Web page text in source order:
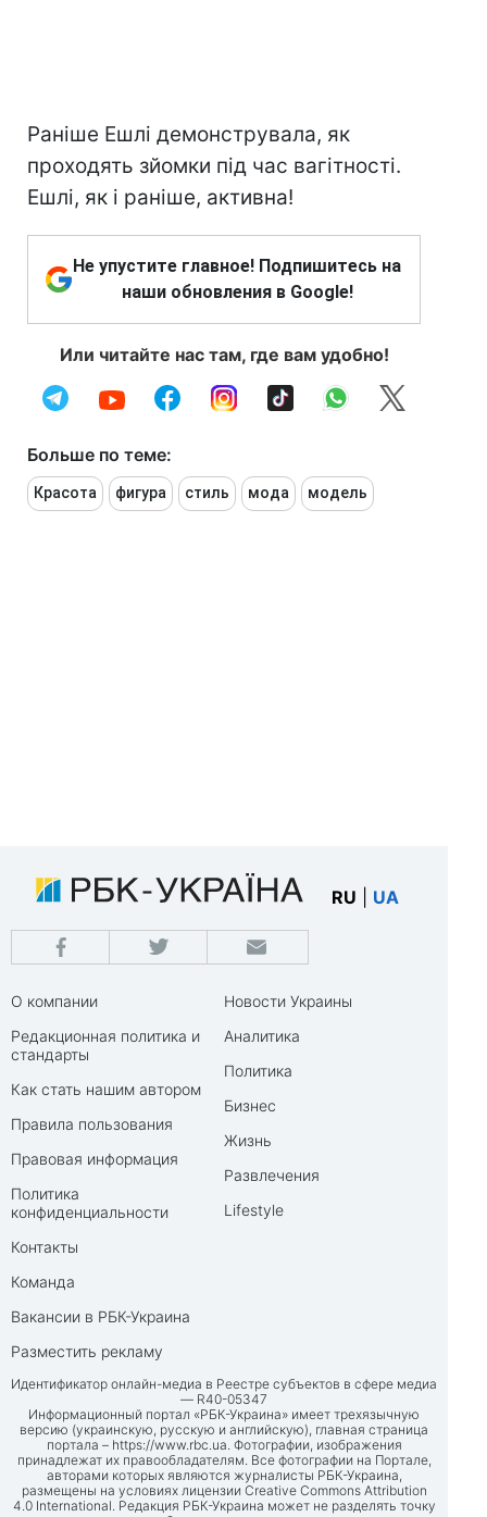
Раніше Ешлі демонструвала, як
проходять зйомки під час вагітності.
Ешлі, як і раніше, активна!
Не упустите главное! Подпишитесь на
наши обновления в Google!
Или читайте нас там, где вам удобно!
Больше по теме:
Красота фигура стиль мода модель
RU UA
О компании
Редакционная политика и
стандарты
Как стать нашим автором
Правила пользования
Правовая информация
Политика
конфиденциальности
Контакты
Команда
Вакансии в РБК-Украина
Разместить рекламу
Новости Украины
Аналитика
Политика
Бизнес
Жизнь
Развлечения
Lifestyle
Идентификатор онлайн-медиа в Реестре субъектов в сфере медиа
— R40-05347
Информационный портал «РБК-Украина» имеет трехязычную
версию (украинскую, русскую и английскую), главная страница
портала – https://www.rbc.ua. Фотографии, изображения
принадлежат их правообладателям. Все фотографии на Портале,
авторами которых являются журналисты РБК-Украина,
размещены на условиях лицензии Creative Commons Attribution
4.0 International. Редакция РБК-Украина может не разделять точку